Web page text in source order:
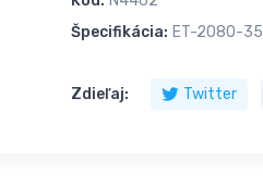
Špecifikácia: ET-2080-35
Zdieľaj: Twitter